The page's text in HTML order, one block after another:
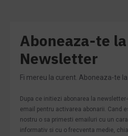
Aboneaza-te la
Newsletter
Fi mereu la curent. Aboneaza-te
Dupa ce initiezi abonarea la
email pentru activarea abonarii. Cand
nostru o sa primesti emailuri cu un
informativ si cu o frecventa medie,